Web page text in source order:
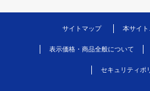
サイトマップ 本サイ
表示価格・商品全般について
セキュリティポ